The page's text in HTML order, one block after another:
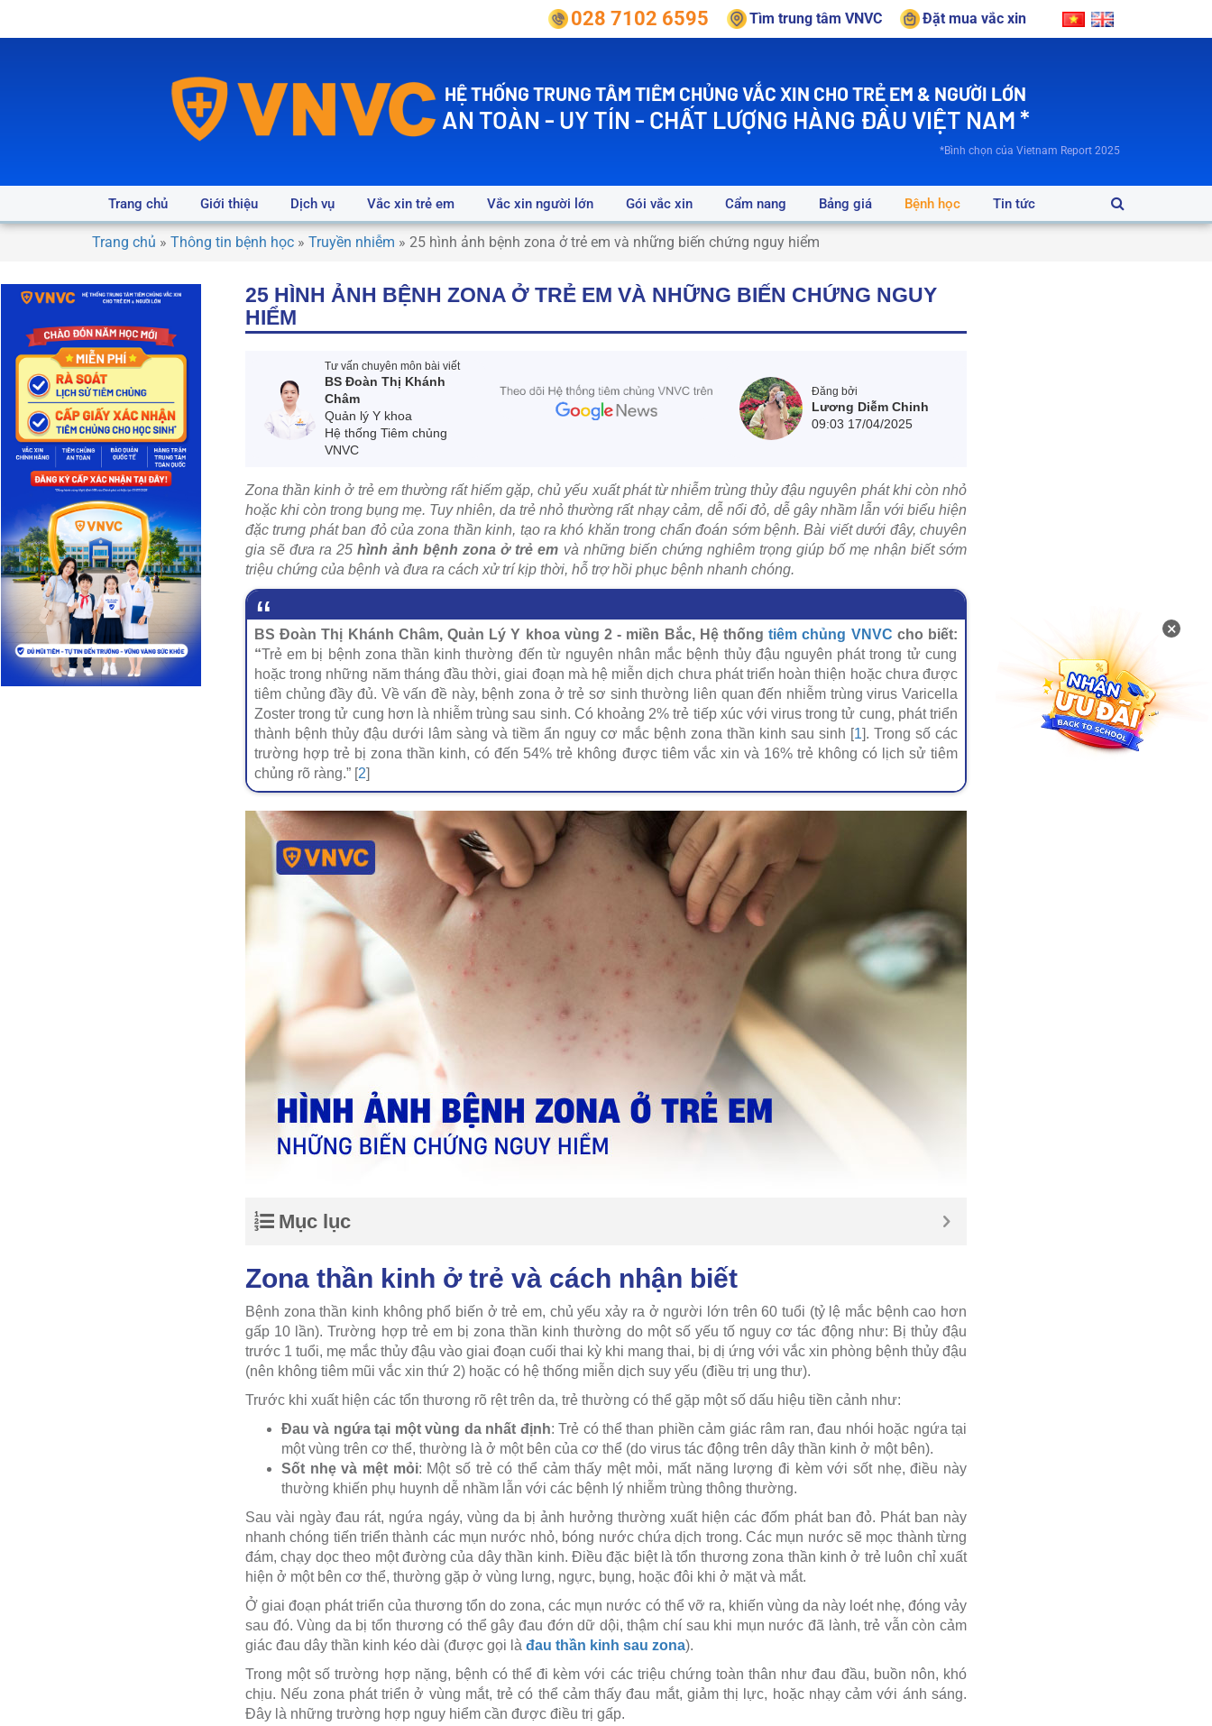
028 7102 6595 Tìm trung tâm VNVC Đặt mua vắc xin
HỆ THỐNG TRUNG TÂM TIÊM CHỦNG VẮC XIN CHO TRẺ EM & NGƯỜI LỚN
AN TOÀN - UY TÍN - CHẤT LƯỢNG HÀNG ĐẦU VIỆT NAM *
*Bình chọn của Vietnam Report 2025
Trang chủ Giới thiệu Dịch vụ Vắc xin trẻ em Vắc xin người lớn Gói vắc xin Cẩm nang Bảng giá Bệnh học Tin tức
Trang chủ » Thông tin bệnh học » Truyền nhiễm » 25 hình ảnh bệnh zona ở trẻ em và những biến chứng nguy hiểm
25 HÌNH ẢNH BỆNH ZONA Ở TRẺ EM VÀ NHỮNG BIẾN CHỨNG NGUY
HIỂM
Tư vấn chuyên môn bài viết
BS Đoàn Thị Khánh
Châm
Quản lý Y khoa
Hệ thống Tiêm chủng
VNVC
Đăng bởi
Lương Diễm Chinh
09:03 17/04/2025
Zona thần kinh ở trẻ em thường rất hiếm gặp, chủ yếu xuất phát từ nhiễm trùng thủy đậu nguyên phát khi còn nhỏ
hoặc khi còn trong bụng mẹ. Tuy nhiên, da trẻ nhỏ thường rất nhạy cảm, dễ nổi đỏ, dễ gây nhầm lẫn với biểu hiện
đặc trưng phát ban đỏ của zona thần kinh, tạo ra khó khăn trong chẩn đoán sớm bệnh. Bài viết dưới đây, chuyên
gia sẽ đưa ra 25hình ảnh bệnh zona ở trẻ em và những biến chứng nghiêm trọng giúp bố mẹ nhận biết sớm
triệu chứng của bệnh và đưa ra cách xử trí kịp thời, hỗ trợ hồi phục bệnh nhanh chóng.
BS Đoàn Thị Khánh Châm, Quản Lý Y khoa vùng 2 - miền Bắc, Hệ thốngtiêm chủng VNVC cho biết:
“Trẻ em bị bệnh zona thần kinh thường đến từ nguyên nhân mắc bệnh thủy đậu nguyên phát trong tử cung
hoặc trong những năm tháng đầu thời, giai đoạn mà hệ miễn dịch chưa phát triển hoàn thiện hoặc chưa được
tiêm chủng đầy đủ. Về vấn đề này, bệnh zona ở trẻ sơ sinh thường liên quan đến nhiễm trùng virus Varicella
Zoster trong tử cung hơn là nhiễm trùng sau sinh. Có khoảng 2% trẻ tiếp xúc với virus trong tử cung, phát triển
thành bệnh thủy đậu dưới lâm sàng và tiềm ẩn nguy cơ mắc bệnh zona thần kinh sau sinh [1]. Trong số các
trường hợp trẻ bị zona thần kinh, có đến 54% trẻ không được tiêm vắc xin và 16% trẻ không có lịch sử tiêm
chủng rõ ràng.” [2]
Mục lục
Zona thần kinh ở trẻ và cách nhận biết
Bệnh zona thần kinh không phổ biến ở trẻ em, chủ yếu xảy ra ở người lớn trên 60 tuổi (tỷ lệ mắc bệnh cao hơn
gấp 10 lần). Trường hợp trẻ em bị zona thần kinh thường do một số yếu tố nguy cơ tác động như: Bị thủy đậu
trước 1 tuổi, mẹ mắc thủy đậu vào giai đoạn cuối thai kỳ khi mang thai, bị dị ứng với vắc xin phòng bệnh thủy đậu
(nên không tiêm mũi vắc xin thứ 2) hoặc có hệ thống miễn dịch suy yếu (điều trị ung thư).
Trước khi xuất hiện các tổn thương rõ rệt trên da, trẻ thường có thể gặp một số dấu hiệu tiền cảnh như:
Đau và ngứa tại một vùng da nhất định: Trẻ có thể than phiền cảm giác râm ran, đau nhói hoặc ngứa tại
một vùng trên cơ thể, thường là ở một bên của cơ thể (do virus tác động trên dây thần kinh ở một bên).
Sốt nhẹ và mệt mỏi: Một số trẻ có thể cảm thấy mệt mỏi, mất năng lượng đi kèm với sốt nhẹ, điều này
thường khiến phụ huynh dễ nhầm lẫn với các bệnh lý nhiễm trùng thông thường.
Sau vài ngày đau rát, ngứa ngáy, vùng da bị ảnh hưởng thường xuất hiện các đốm phát ban đỏ. Phát ban này
nhanh chóng tiến triển thành các mụn nước nhỏ, bóng nước chứa dịch trong. Các mụn nước sẽ mọc thành từng
đám, chạy dọc theo một đường của dây thần kinh. Điều đặc biệt là tổn thương zona thần kinh ở trẻ luôn chỉ xuất
hiện ở một bên cơ thể, thường gặp ở vùng lưng, ngực, bụng, hoặc đôi khi ở mặt và mắt.
Ở giai đoạn phát triển của thương tổn do zona, các mụn nước có thể vỡ ra, khiến vùng da này loét nhẹ, đóng vảy
sau đó. Vùng da bị tổn thương có thể gây đau đớn dữ dội, thậm chí sau khi mụn nước đã lành, trẻ vẫn còn cảm
giác đau dây thần kinh kéo dài (được gọi là đau thần kinh sau zona).
Trong một số trường hợp nặng, bệnh có thể đi kèm với các triệu chứng toàn thân như đau đầu, buồn nôn, khó
chịu. Nếu zona phát triển ở vùng mắt, trẻ có thể cảm thấy đau mắt, giảm thị lực, hoặc nhạy cảm với ánh sáng.
Đây là những trường hợp nguy hiểm cần được điều trị gấp.
×